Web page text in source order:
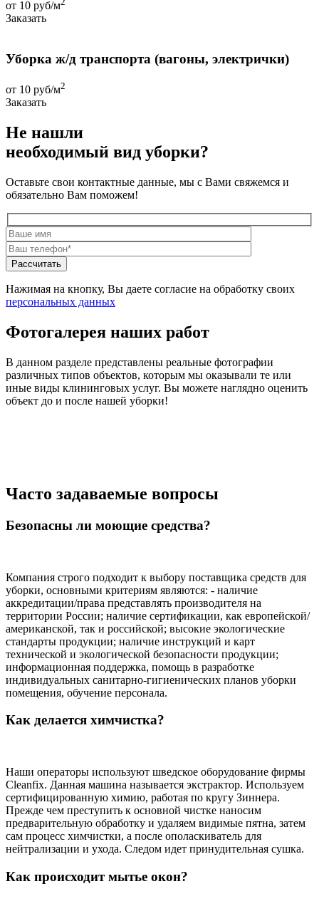
от 10 руб/м
Заказать
Уборка ж/д транспорта (вагоны, электрички)
от 10 руб/м2
Заказать
Не нашли
необходимый вид уборки?
Оставьте свои контактные данные, мы с Вами свяжемся и
обязательно Вам поможем!
Нажимая на кнопку, Вы даете согласие на обработку своих
персональных данных
Фотогалерея наших работ
В данном разделе представлены реальные фотографии
различных типов объектов, которым мы оказывали те или
иные виды клининговых услуг. Вы можете наглядно оценить
объект до и после нашей уборки!
Часто задаваемые вопросы
Безопасны ли моющие средства?
Компания строго подходит к выбору поставщика средств для
уборки, основными критериям являются: - наличие
аккредитации/права представлять производителя на
территории России; наличие сертификации, как европейской/
американской, так и российской; высокие экологические
стандарты продукции; наличие инструкций и карт
технической и экологической безопасности продукции;
информационная поддержка, помощь в разработке
индивидуальных санитарно-гигиенических планов уборки
помещения, обучение персонала.
Как делается химчистка?
Наши операторы используют шведское оборудование фирмы
Cleanfix. Данная машина называется экстрактор. Используем
сертифицированную химию, работая по кругу Зиннера.
Прежде чем преступить к основной чистке наносим
предварительную обработку и удаляем видимые пятна, затем
сам процесс химчистки, а после ополаскиватель для
нейтрализации и ухода. Следом идет принудительная сушка.
Как происходит мытье окон?